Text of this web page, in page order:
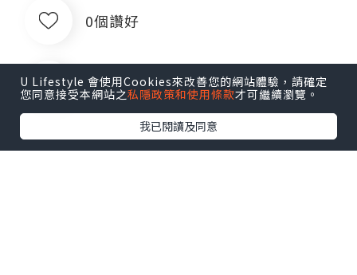
0個讚好
收藏
U Lifestyle 會使用Cookies來改善您的網站體驗，請確定
您同意接受本網站之私隱政策和使用條款才可繼續瀏覽。
我已閱讀及同意